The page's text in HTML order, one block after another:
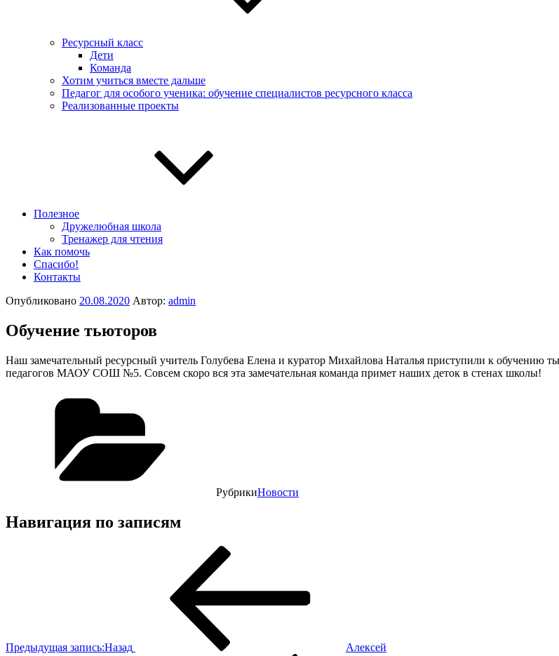
Ресурсный класс
Дети
Команда
Хотим учиться вместе дальше
Педагог для особого ученика: обучение специалистов ресурсного класса
Реализованные проекты
Полезное
Дружелюбная школа
Тренажер для чтения
Как помочь
Спасибо!
Контакты
Опубликовано 20.08.2020 Автор: admin
Обучение тьюторов
Наш замечательный ресурсный учитель Голубева Елена и куратор Михайлова Наталья приступили к обучению
педагогов МАОУ СОШ №5. Совсем скоро вся эта замечательная команда примет наших деток в стенах школы!
РубрикиНовости
Навигация по записям
Предыдущая запись:Назад Алексей